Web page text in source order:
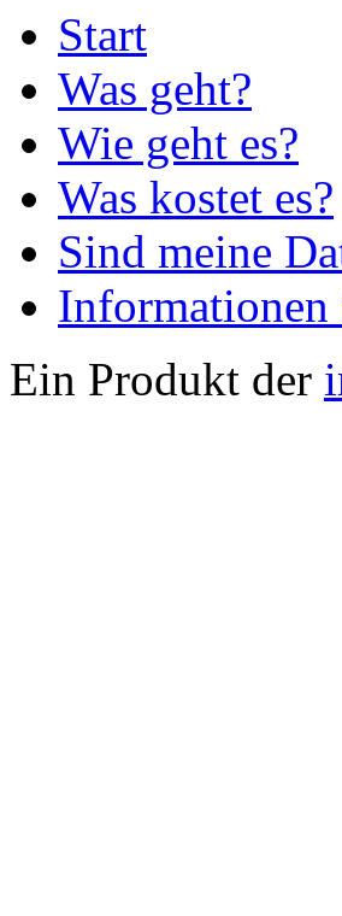
Start
Was geht?
Wie geht es?
Was kostet es?
Sind meine
Ein Produkt der